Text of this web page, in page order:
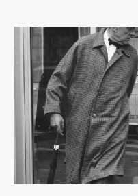
Delo
Seminarji
Seminarske teme
Gostujoči profesor
Delavnice
Študentski projekti